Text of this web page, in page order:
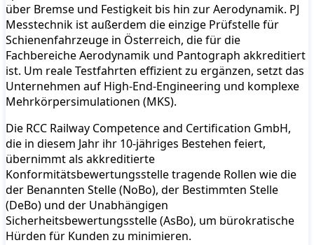
über Bremse und Festigkeit bis hin zur Aerodynamik. PJ
Messtechnik ist außerdem die einzige Prüfstelle für
Schienenfahrzeuge in Österreich, die für die
Fachbereiche Aerodynamik und Pantograph akkreditiert
ist. Um reale Testfahrten effizient zu ergänzen, setzt das
Unternehmen auf High-End-Engineering und komplexe
Mehrkörpersimulationen (MKS).
Die RCC Railway Competence and Certification GmbH,
die in diesem Jahr ihr 10-jähriges Bestehen feiert,
übernimmt als akkreditierte
Konformitätsbewertungsstelle tragende Rollen wie die
der Benannten Stelle (NoBo), der Bestimmten Stelle
(DeBo) und der Unabhängigen
Sicherheitsbewertungsstelle (AsBo), um bürokratische
Hürden für Kunden zu minimieren.